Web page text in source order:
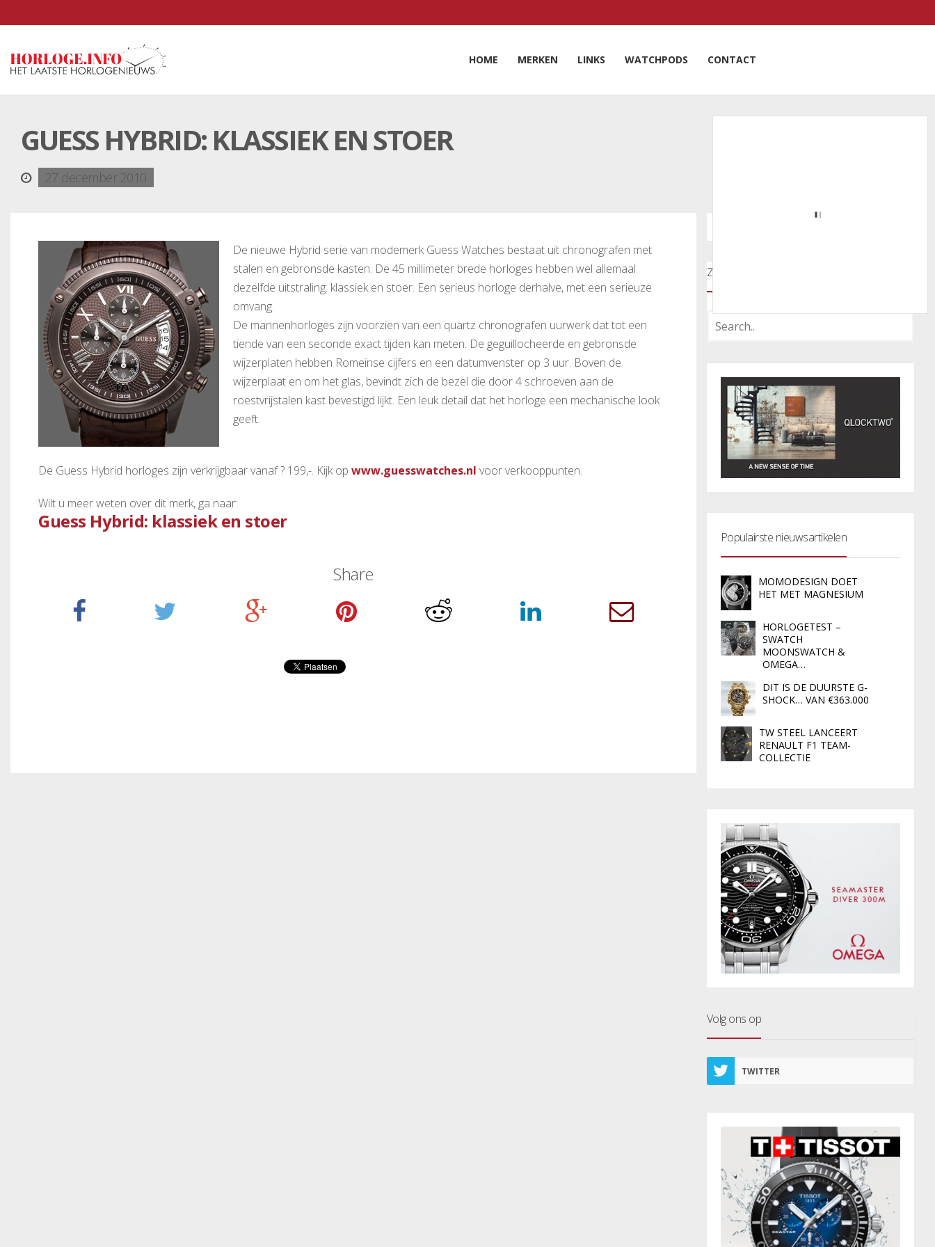
HOME MERKEN LINKS WATCHPODS CONTACT
GUESS HYBRID: KLASSIEK EN STOER
27 december 2010
De nieuwe Hybrid serie van modemerk Guess Watches bestaat uit chronografen met
stalen en gebronsde kasten. De 45 millimeter brede horloges hebben wel allemaal
dezelfde uitstraling: klassiek en stoer. Een serieus horloge derhalve, met een serieuze
omvang.
De mannenhorloges zijn voorzien van een quartz chronografen uurwerk dat tot een
tiende van een seconde exact tijden kan meten. De geguillocheerde en gebronsde
wijzerplaten hebben Romeinse cijfers en een datumvenster op 3 uur. Boven de
wijzerplaat en om het glas, bevindt zich de bezel die door 4 schroeven aan de
roestvrijstalen kast bevestigd lijkt. Een leuk detail dat het horloge een mechanische look
geeft.
De Guess Hybrid horloges zijn verkrijgbaar vanaf ? 199,-. Kijk op www.guesswatches.nl voor verkooppunten.
Wilt u meer weten over dit merk, ga naar:
Guess Hybrid: klassiek en stoer
Share
Zoeken door onze nieuwsartikelen
Populairste nieuwsartikelen
MOMODESIGN DOET
HET MET MAGNESIUM
HORLOGETEST –
SWATCH
MOONSWATCH &
OMEGA…
DIT IS DE DUURSTE G-
SHOCK… VAN €363.000
TW STEEL LANCEERT
RENAULT F1 TEAM-
COLLECTIE
Volg ons op
TWITTER